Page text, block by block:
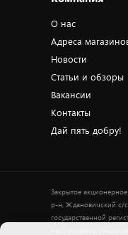
О нас
Адреса
Новости
Статьи и обзоры
Вакансии
Контакты
Дай пять добру!
Закрытое
р-н, Ждановичский с/с,
государственной